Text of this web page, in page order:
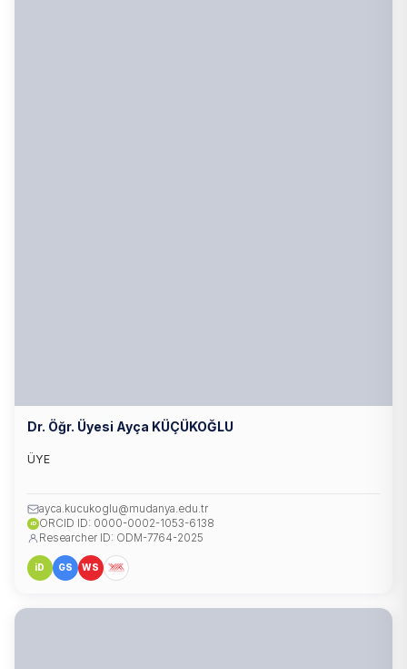
Dr. Öğr. Üyesi Ayça KÜÇÜKOĞLU
ÜYE
ayca.kucukoglu@mudanya.edu.tr
iD ORCID ID: 0000-0002-1053-6138
Researcher ID: ODM-7764-2025
iD GS WS